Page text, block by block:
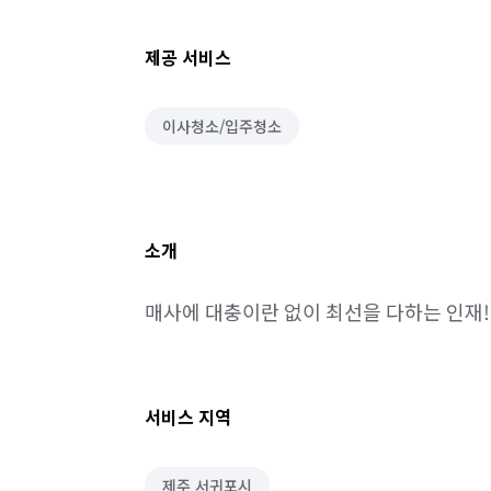
제공 서비스
이사청소/입주청소
소개
매사에 대충이란 없이 최선을 다하는 인
서비스 지역
제주 서귀포시